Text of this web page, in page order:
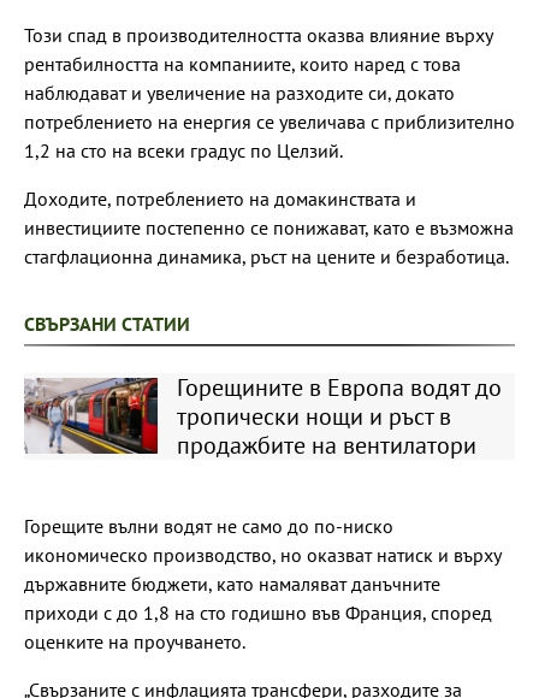
Този спад в производителността оказва влияние върху
рентабилността на компаниите, които наред с това
наблюдават и увеличение на разходите си, докато
потреблението на енергия се увеличава с приблизително
1,2 на сто на всеки градус по Целзий.
Доходите, потреблението на домакинствата и
инвестициите постепенно се понижават, като е възможна
стагфлационна динамика, ръст на цените и безработица.
СВЪРЗАНИ СТАТИИ
Горещините в Европа водят до
тропически нощи и ръст в
продажбите на вентилатори
Горещите вълни водят не само до по-ниско
икономическо производство, но оказват натиск и върху
държавните бюджети, като намаляват данъчните
приходи с до 1,8 на сто годишно във Франция, според
оценките на проучването.
„Свързаните с инфлацията трансфери, разходите за